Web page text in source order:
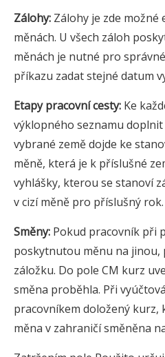
Zálohy: Zálohy je zde možné
měnách. U všech záloh
měnách je nutné pro
příkazu zadat stejné datum
Etapy pracovní cesty: Ke
výklopného seznamu doplnit
vybrané země dojde ke
měně, která je k příslušné
vyhlášky, kterou se stanoví
v cizí měně pro příslušný rok.
Směny: Pokud pracovník při
poskytnutou měnu na jinou,
záložku. Do pole CM kurz
směna proběhla. Při
pracovníkem doložený
měna v zahraničí směněna